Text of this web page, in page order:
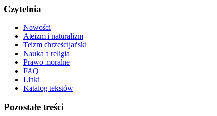
Czytelnia
Nowości
Ateizm i naturalizm
Teizm chrześcijański
Nauka a religia
Prawo moralne
FAQ
Linki
Katalog tekstów
Pozostałe treści